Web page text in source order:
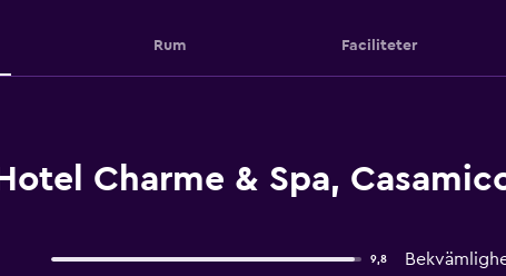
Rum Faciliteter
Charme & Spa,
9,8